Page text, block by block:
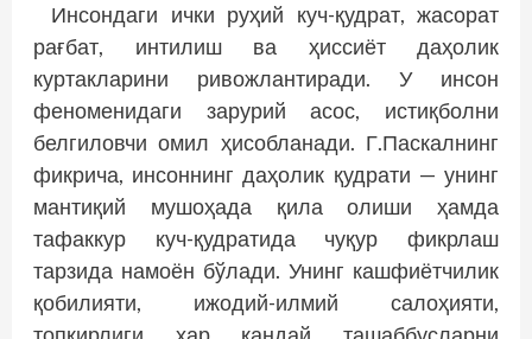
Инсондаги ички руҳий куч-қудрат, жасорат
рағбат, интилиш ва ҳиссиёт даҳолик
куртакларини ривожлантиради. У инсон
феноменидаги зарурий асос, истиқболни
белгиловчи омил ҳисобланади. Г.Паскалнинг
фикрича, инсоннинг даҳолик қудрати — унинг
мантиқий мушоҳада қила олиши ҳамда
тафаккур куч-қудратида чуқур фикрлаш
тарзида намоён бўлади. Унинг кашфиётчилик
қобилияти, ижодий-илмий салоҳияти,